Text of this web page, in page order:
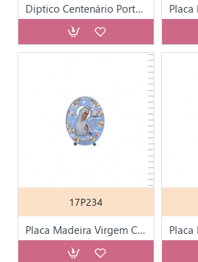
Diptico Centenário Portas Dec.Virgem Colorida
17P234
Placa Madeira Virgem Colorida 9 cm